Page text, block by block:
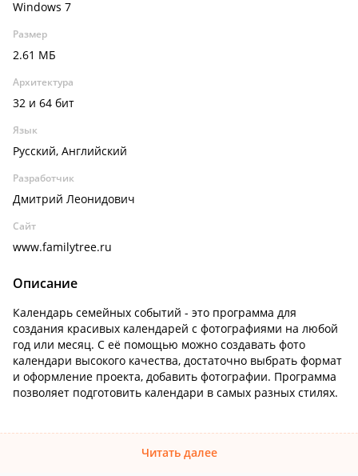
Windows 7
Размер
2.61 МБ
Архитектура
32 и 64 бит
Язык
Русский, Английский
Разработчик
Дмитрий Леонидович
Сайт
www.familytree.ru
Описание
Календарь семейных событий - это программа для
создания красивых календарей с фотографиями на любой
год или месяц. С её помощью можно создавать фото
календари высокого качества, достаточно выбрать формат
и оформление проекта, добавить фотографии. Программа
позволяет подготовить календари в самых разных стилях.
Читать далее